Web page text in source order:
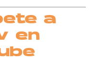
a
en